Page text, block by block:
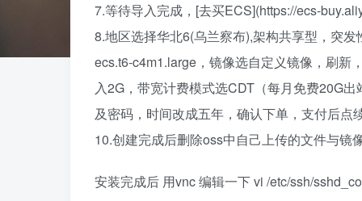
7.等待导入完成，[去买ECS](https://ecs-
8.地区选择华北6(乌兰察布),架构共享型，突发
ecs.t6-c4m1.large，镜像选自定义镜像，刷新
入2G，带宽计费模式选CDT（每月免费20G
及密码，时间改成五年，确认下单，支付后
10.创建完成后删除oss中自己上传的文件与镜
安装完成后 用vnc 编辑一下 vi /etc/ssh/